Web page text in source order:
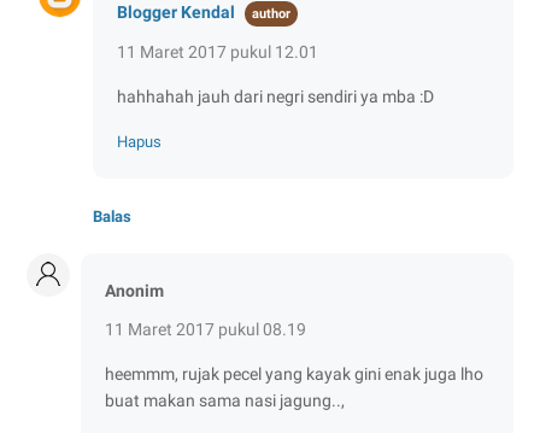
Blogger Kendal
11 Maret 2017 pukul 12.01
hahhahah jauh dari negri sendiri ya mba :D
Hapus
Balas
Anonim
11 Maret 2017 pukul 08.19
heemmm, rujak pecel yang kayak gini enak juga lho
buat makan sama nasi jagung..,